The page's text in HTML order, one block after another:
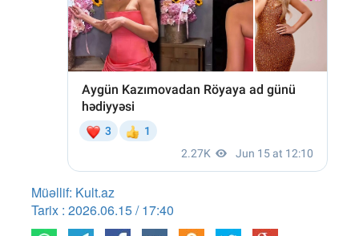
Müəllif: Kult.az
Tarix : 2026.06.15 / 17:40